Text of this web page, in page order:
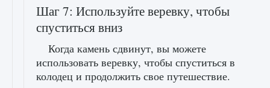
Шаг 7: Используйте веревку, чтобы
спуститься вниз
Когда камень сдвинут, вы можете
использовать веревку, чтобы спуститься в
колодец и продолжить свое путешествие.